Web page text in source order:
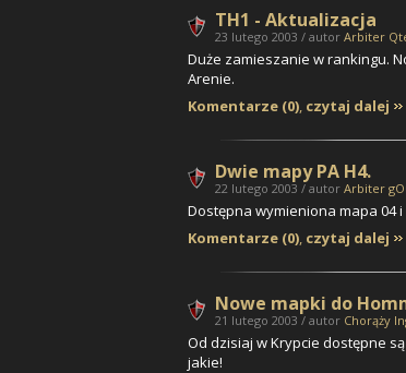
TH1 - Aktualizacja
23 lutego 2003 / autor Arbiter
Duże zamieszanie w rankingu.
Arenie.
Komentarze (0), czytaj dalej
Dwie mapy PA H4.
22 lutego 2003 / autor Arbiter
Dostępna wymieniona mapa 04
Komentarze (0), czytaj dalej
Nowe mapki do
21 lutego 2003 / autor Chorąży
Od dzisiaj w Krypcie dostępne
jakie!